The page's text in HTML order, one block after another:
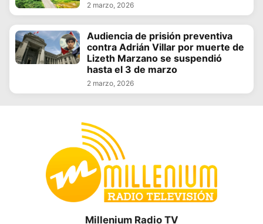
2 marzo, 2026
Audiencia de prisión preventiva
contra Adrián Villar por muerte de
Lizeth Marzano se suspendió
hasta el 3 de marzo
2 marzo, 2026
Millenium Radio TV